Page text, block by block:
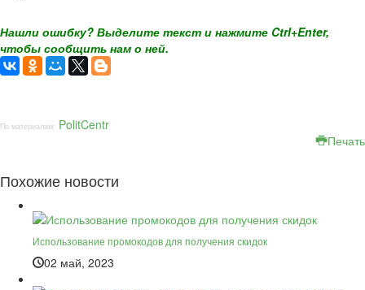
Нашли ошибку? Выделите текст и нажмите Ctrl+Enter,
чтобы сообщить нам о ней.
По материалам: PolitCentr
Печать
Похожие новости
Использование промокодов для получения скидок
02 май, 2023